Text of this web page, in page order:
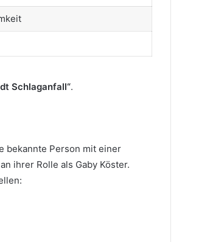
Schlaganfall“.
bekannte Person mit einer
ihrer Rolle als Gaby Köster.